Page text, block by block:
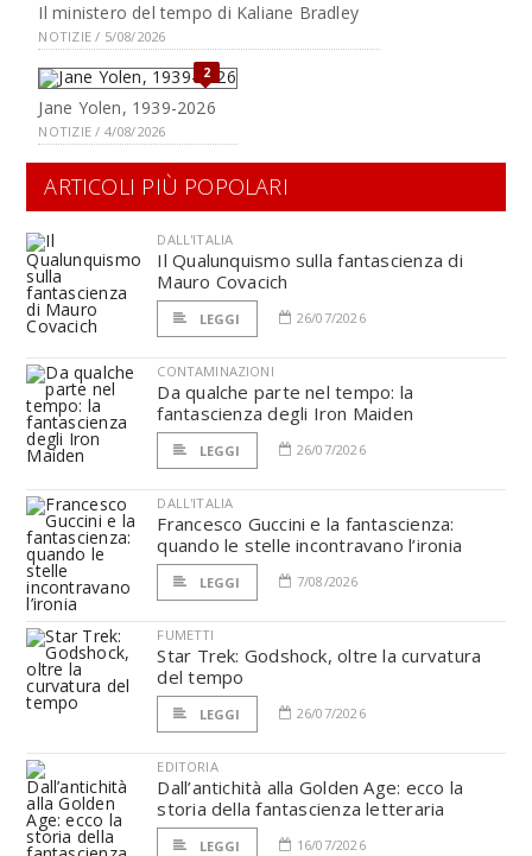
Il ministero del tempo di Kaliane Bradley
NOTIZIE / 5/08/2026
2
Jane Yolen, 1939-2026
NOTIZIE / 4/08/2026
ARTICOLI PIÙ POPOLARI
DALL'ITALIA
Il Qualunquismo sulla fantascienza di
Mauro Covacich
LEGGI 26/07/2026
CONTAMINAZIONI
Da qualche parte nel tempo: la
fantascienza degli Iron Maiden
LEGGI 26/07/2026
DALL'ITALIA
Francesco Guccini e la fantascienza:
quando le stelle incontravano l’ironia
LEGGI 7/08/2026
FUMETTI
Star Trek: Godshock, oltre la curvatura
del tempo
LEGGI 26/07/2026
EDITORIA
Dall’antichità alla Golden Age: ecco la
storia della fantascienza letteraria
LEGGI 16/07/2026